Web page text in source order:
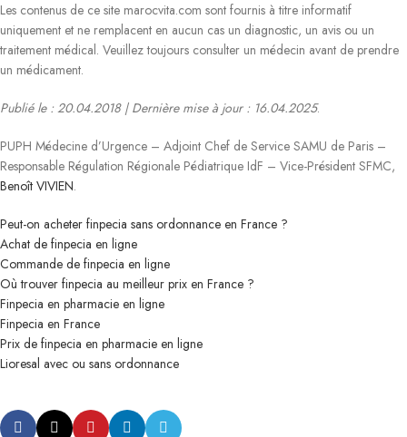
Les contenus de ce site marocvita.com sont fournis à titre informatif
uniquement et ne remplacent en aucun cas un diagnostic, un avis ou un
traitement médical. Veuillez toujours consulter un médecin avant de prendre
un médicament.
Publié le : 20.04.2018 | Dernière mise à jour : 16.04.2025.
PUPH Médecine d’Urgence – Adjoint Chef de Service SAMU de Paris –
Responsable Régulation Régionale Pédiatrique IdF – Vice-Président SFMC,
Benoît VIVIEN.
Peut-on acheter finpecia sans ordonnance en France ?
Achat de finpecia en ligne
Commande de finpecia en ligne
Où trouver finpecia au meilleur prix en France ?
Finpecia en pharmacie en ligne
Finpecia en France
Prix de finpecia en pharmacie en ligne
Lioresal avec ou sans ordonnance